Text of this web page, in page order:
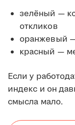
зелёный —
откликов
оранжевый
красный —
Если у
индекс и он
смысла мало.